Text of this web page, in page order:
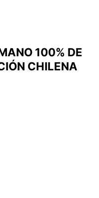
100% DE
CHILENA